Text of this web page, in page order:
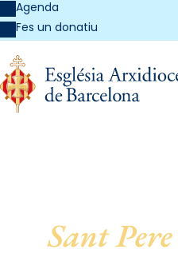
Agenda
Fes un donatiu
Sant